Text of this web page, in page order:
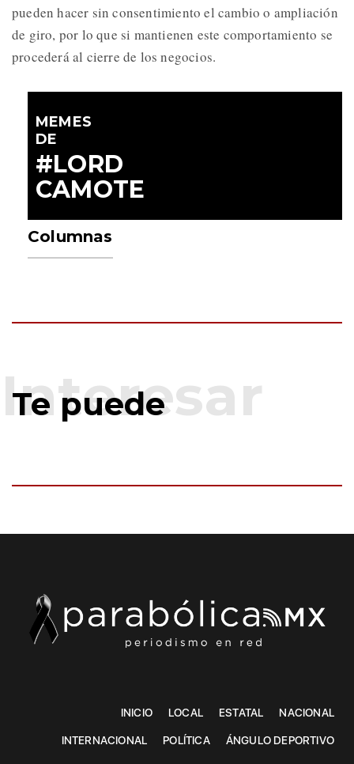
pueden hacer sin consentimiento el cambio o ampliación
de giro, por lo que si mantienen este comportamiento se
procederá al cierre de los negocios.
MEMES
DE
#LORD
CAMOTE
Columnas
Te puede
INICIO LOCAL ESTATAL NACIONAL
INTERNACIONAL POLÍTICA ÁNGULO DEPORTIVO